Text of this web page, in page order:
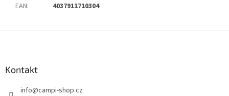
EAN: 4037911710304
Kontakt
info@campi-shop.cz